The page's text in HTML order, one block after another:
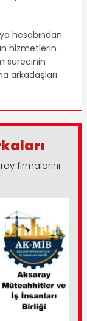
hesabından
hizmetlerin
sürecinin
arkadaşları
firmalarını